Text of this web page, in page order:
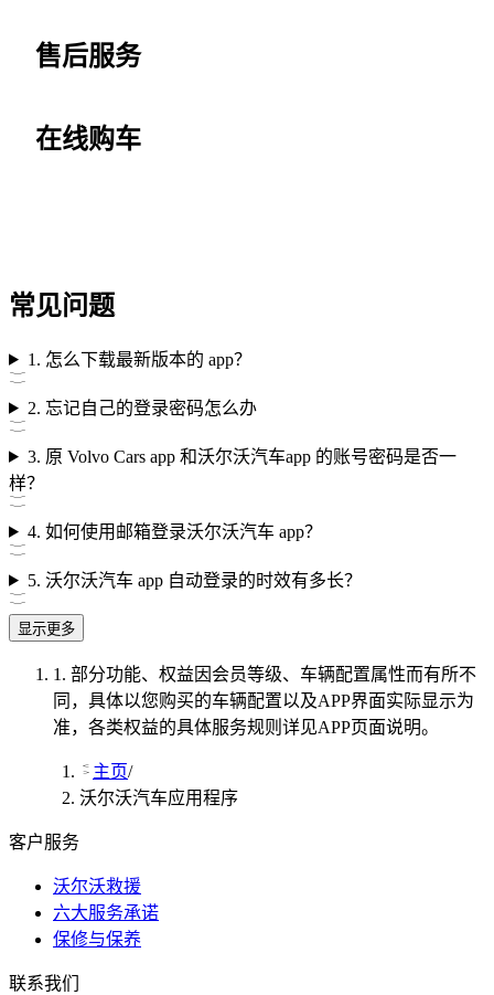
售后服务
在线购车
常见问题
1. 怎么下载最新版本的 app？
2. 忘记自己的登录密码怎么办
3. 原 Volvo Cars app 和沃尔沃汽车app 的账号密码是否一
样？
4. 如何使用邮箱登录沃尔沃汽车 app？
5. 沃尔沃汽车 app 自动登录的时效有多长？
显示更多
1. 部分功能、权益因会员等级、车辆配置属性而有所不
同，具体以您购买的车辆配置以及APP界面实际显示为
准，各类权益的具体服务规则详见APP页面说明。
主页/
沃尔沃汽车应用程序